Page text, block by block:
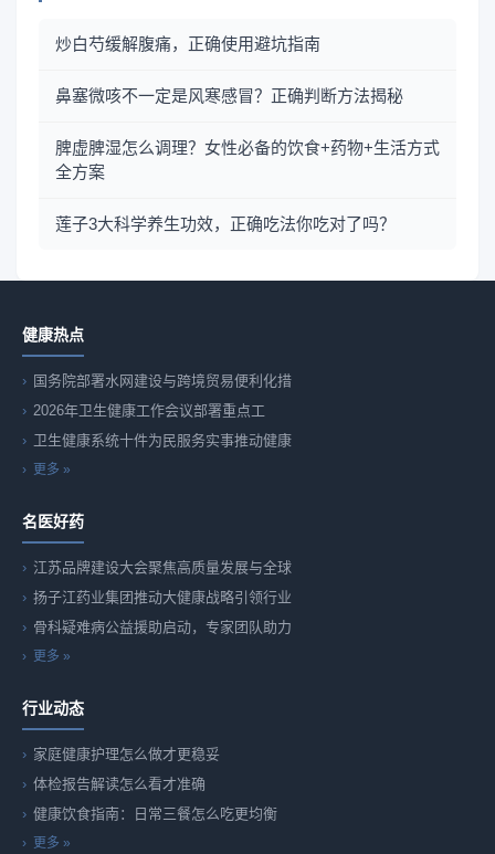
炒白芍缓解腹痛，正确使用避坑指南
鼻塞微咳不一定是风寒感冒？正确判断方法揭秘
脾虚脾湿怎么调理？女性必备的饮食+药物+生活方式
全方案
莲子3大科学养生功效，正确吃法你吃对了吗？
健康热点
国务院部署水网建设与跨境贸易便利化措
2026年卫生健康工作会议部署重点工
卫生健康系统十件为民服务实事推动健康
更多 »
名医好药
江苏品牌建设大会聚焦高质量发展与全球
扬子江药业集团推动大健康战略引领行业
骨科疑难病公益援助启动，专家团队助力
更多 »
行业动态
家庭健康护理怎么做才更稳妥
体检报告解读怎么看才准确
健康饮食指南：日常三餐怎么吃更均衡
更多 »